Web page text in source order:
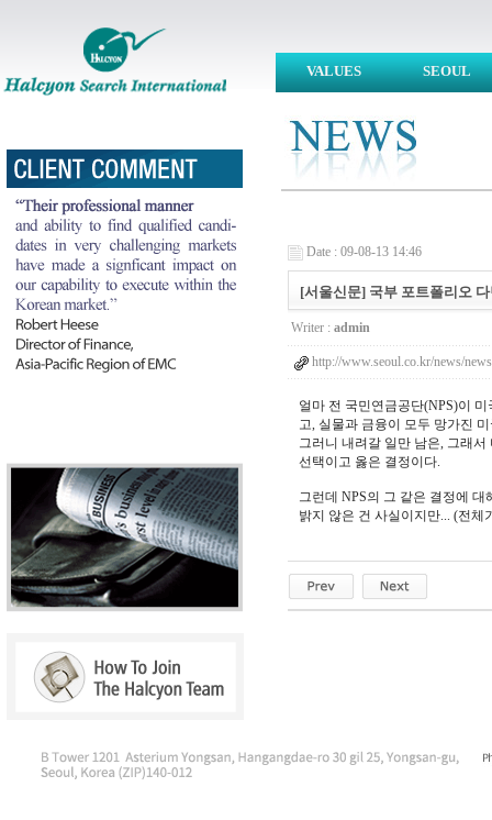
VALUES SEOUL
Date : 09-08-13 14:46
[서울신문] 국부 포트폴리오
Writer : admin
http://www.seoul.co.kr/news/
얼마 전 국민연금공단(NPS)이
고, 실물과 금융이 모두 망가진
그러니 내려갈 일만 남은, 그래
선택이고 옳은 결정이다.
그런데 NPS의 그 같은 결정에
밝지 않은 건 사실이지만... (전